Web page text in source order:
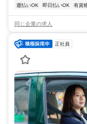
週払いOK
即日払いOK 有資
同じ企業の求人
正社員